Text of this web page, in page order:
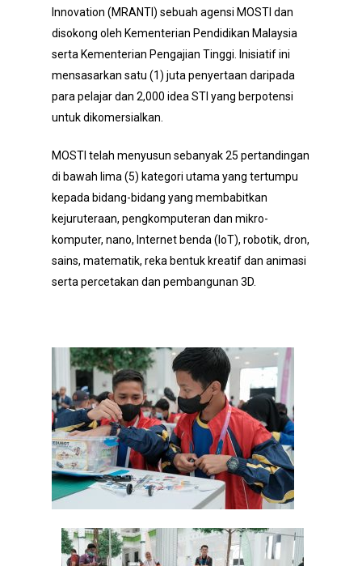
Innovation (MRANTI) sebuah agensi MOSTI dan
disokong oleh Kementerian Pendidikan Malaysia
serta Kementerian Pengajian Tinggi. Inisiatif ini
mensasarkan satu (1) juta penyertaan daripada
para pelajar dan 2,000 idea STI yang berpotensi
untuk dikomersialkan.
MOSTI telah menyusun sebanyak 25 pertandingan
di bawah lima (5) kategori utama yang tertumpu
kepada bidang-bidang yang membabitkan
kejuruteraan, pengkomputeran dan mikro-
komputer, nano, Internet benda (IoT), robotik, dron,
sains, matematik, reka bentuk kreatif dan animasi
serta percetakan dan pembangunan 3D.